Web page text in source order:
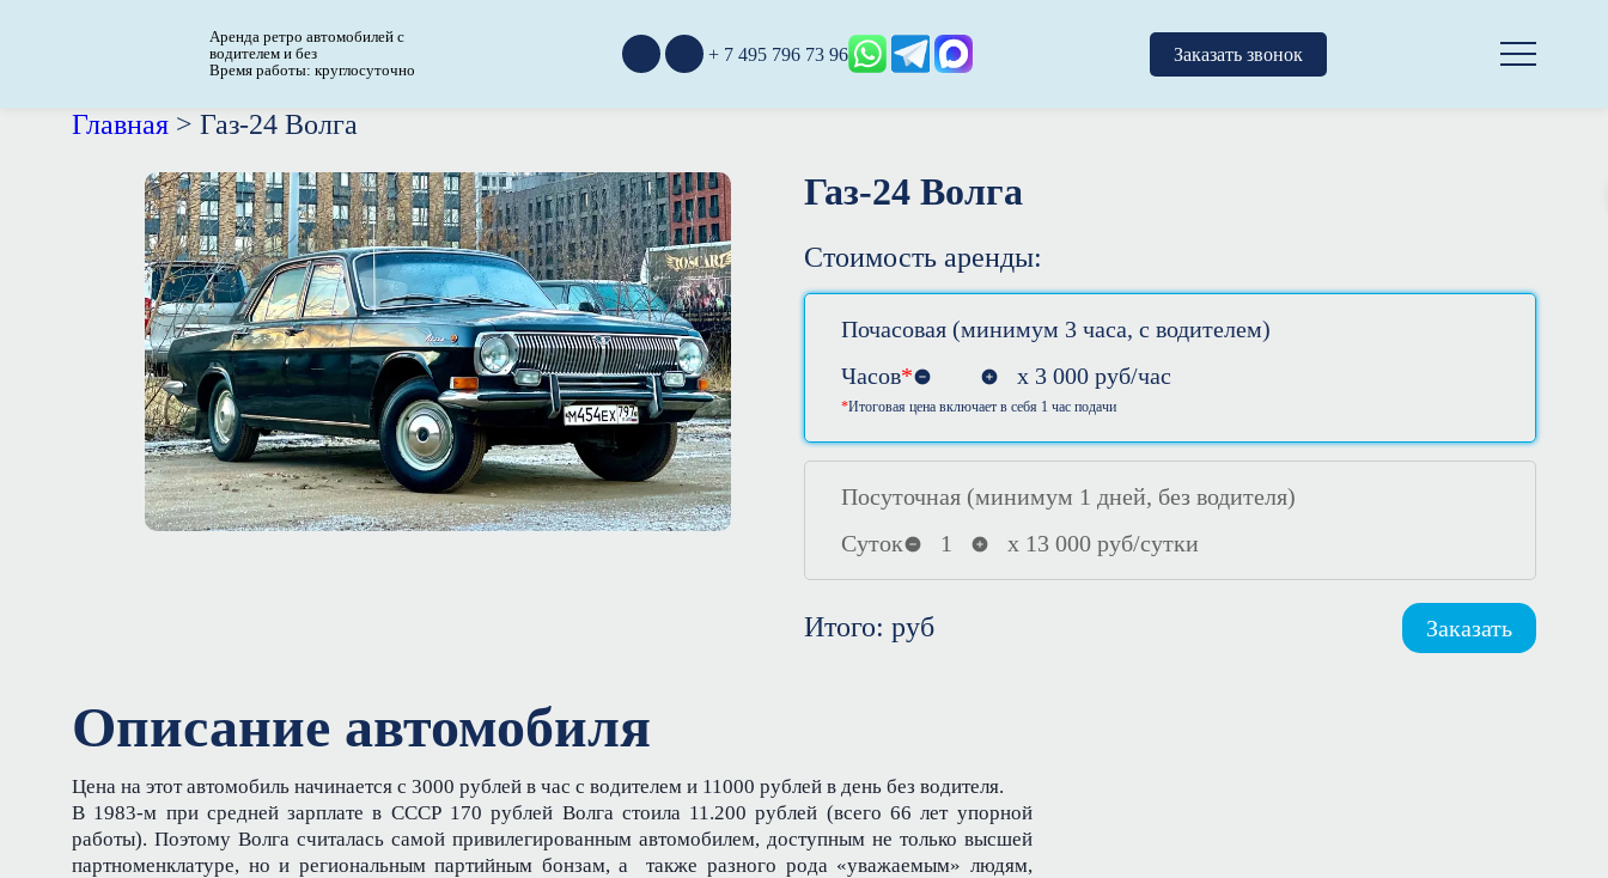
Аренда ретро автомобилей с
водителем и без
Время работы: круглосуточно
+ 7 495 796 73 96 Заказать звонок
Главная > Газ-24 Волга
Газ-24 Волга
Стоимость аренды:
Почасовая (минимум 3 часа, с водителем)
Часов* х 3 000 руб/час
Итоговая цена включает в себя 1 час подачи
Посуточная (минимум 1 дней, без водителя)
Суток
1 х 13 000 руб/сутки
Итого: руб Заказать
Описание автомобиля
Цена на этот автомобиль начинается с 3000 рублей в час с водителем и 11000 рублей в день без водителя.
В 1983-м при средней зарплате в СССР 170 рублей Волга стоила 11.200 рублей (всего 66 лет упорной
работы). Поэтому Волга считалась самой привилегированным автомобилем, доступным не только высшей
партноменклатуре, но и региональным партийным бонзам, а также разного рода «уважаемым» людям,